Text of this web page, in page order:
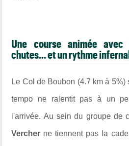
Une course animée
chutes... et un rythme
Le Col de Boubon (4.7 km à
tempo ne ralentit pas à un
l'arrivée. Au sein du groupe de
Vercher ne tiennent pas la